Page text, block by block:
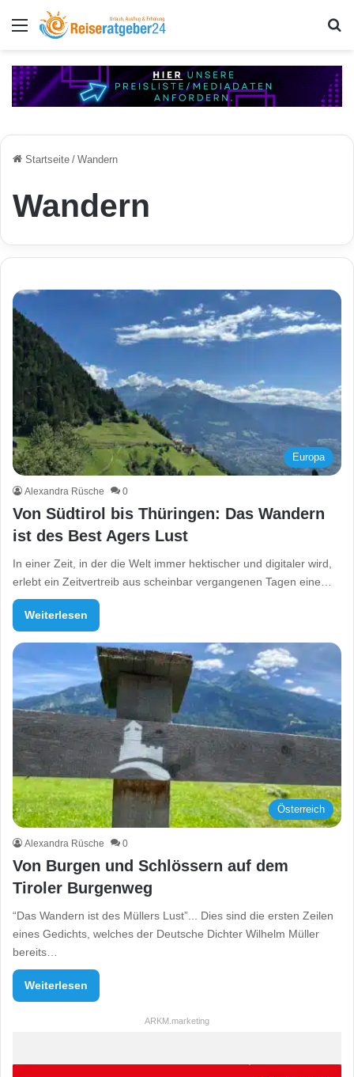
Menü
Startseite / Wandern
Wandern
Europa
Alexandra Rüsche 0
Von Südtirol bis Thüringen: Das Wandern
ist des Best Agers Lust
In einer Zeit, in der die Welt immer hektischer und digitaler wird,
erlebt ein Zeitvertreib aus scheinbar vergangenen Tagen eine…
Weiterlesen
Österreich
Alexandra Rüsche 0
Von Burgen und Schlössern auf dem
Tiroler Burgenweg
“Das Wandern ist des Müllers Lust”... Dies sind die ersten Zeilen
eines Gedichts, welches der Deutsche Dichter Wilhelm Müller
bereits…
Weiterlesen
ARKM.marketing